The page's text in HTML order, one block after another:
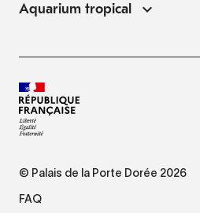
Aquarium tropical
© Palais de la Porte Dorée 2026
FAQ